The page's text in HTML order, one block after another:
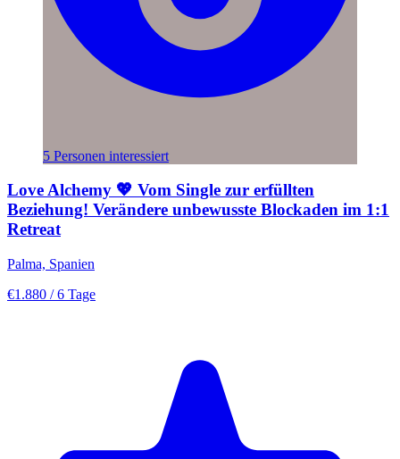
5 Personen interessiert
Love Alchemy 💖 Vom Single zur erfüllten
Beziehung! Verändere unbewusste Blockaden im 1:1
Retreat
Palma, Spanien
€1.880 / 6 Tage